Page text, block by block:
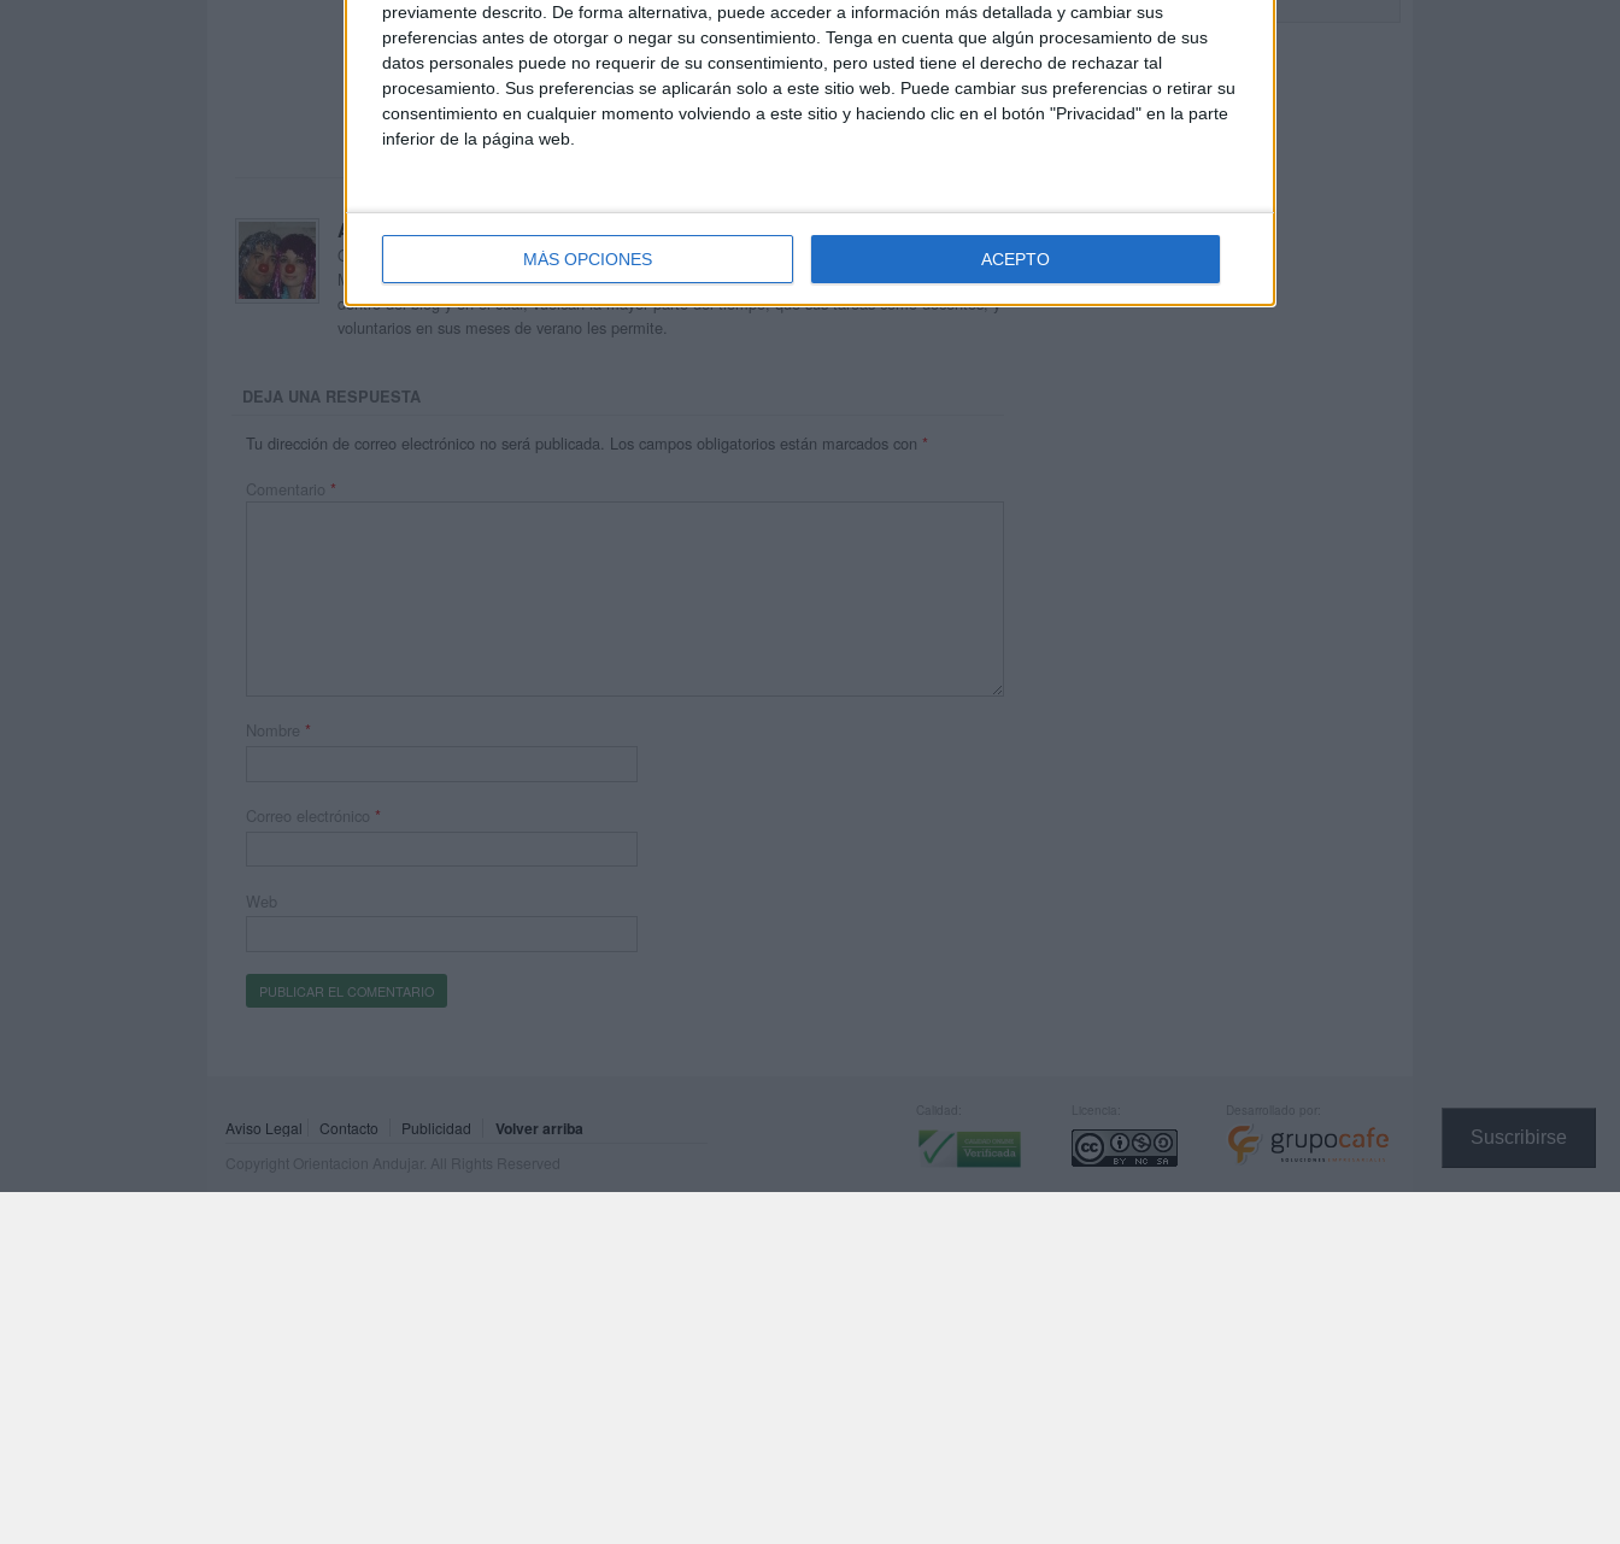
previamente descrito. De forma alternativa, puede acceder a información más detallada y cambiar sus
preferencias antes de otorgar o negar su consentimiento. Tenga en cuenta que algún procesamiento de sus
datos personales puede no requerir de su consentimiento, pero usted tiene el derecho de rechazar tal
procesamiento. Sus preferencias se aplicarán solo a este sitio web. Puede cambiar sus preferencias o retirar su
consentimiento en cualquier momento volviendo a este sitio y haciendo clic en el botón "Privacidad" en la parte
inferior de la página web.
MÁS OPCIONES ACEPTO
Suscribirse
Acerca de orientacionandujar
Orientación Andújar no es solo un blog, es la apuesta personal de dos profesores Ginés y
Maribel, que además de ser pareja, son los encargados de los contenidos que encontramos
dentro del blog y en el cual, vuelcan la mayor parte del tiempo, que sus tareas como docentes, y
voluntarios en sus meses de verano les permite.
DEJA UNA RESPUESTA
Tu dirección de correo electrónico no será publicada. Los campos obligatorios están marcados con *
Comentario *
Nombre *
Correo electrónico *
Web
Aviso Legal Contacto Publicidad Volver arriba